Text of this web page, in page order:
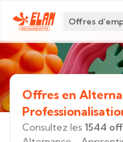
Offres
Offres en
Consultez les 1544